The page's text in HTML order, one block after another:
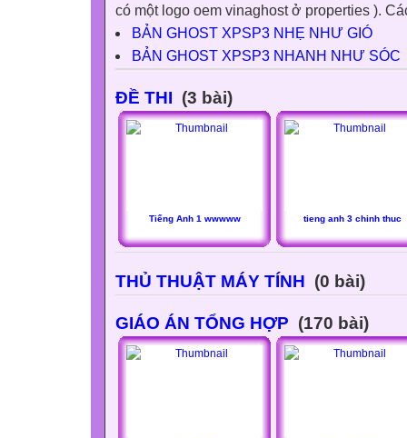
có một logo oem vinaghost ở properties ).
BẢN GHOST XPSP3 NHẸ NHƯ GIÓ
BẢN GHOST XPSP3 NHANH NHƯ SÓC
ĐỀ THI (3 bài)
Tiếng Anh 1 wwwww tieng anh 3 chinh thuc
THỦ THUẬT MÁY TÍNH (0 bài)
GIÁO ÁN TỔNG HỢP (170 bài)